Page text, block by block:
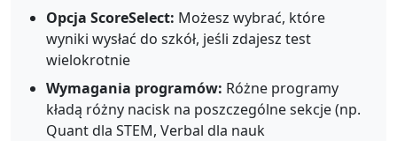
Opcja ScoreSelect: Możesz wybrać, które
wyniki wysłać do szkół, jeśli zdajesz test
wielokrotnie
Wymagania programów: Różne programy
kładą różny nacisk na poszczególne sekcje (np.
Quant dla STEM, Verbal dla nauk